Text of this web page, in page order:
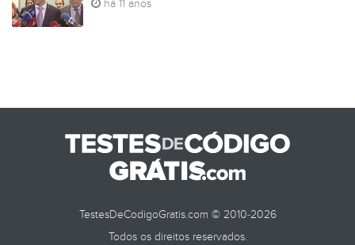
há 11 anos
TestesDeCodigoGratis.com © 2010-2026
Todos os direitos reservados.